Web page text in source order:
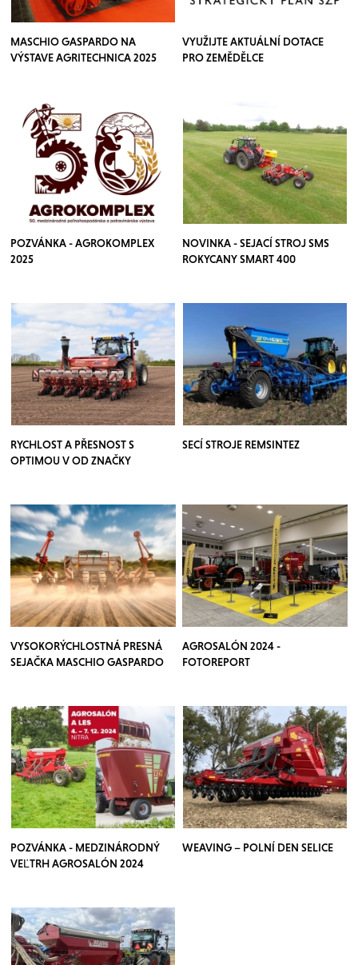
MASCHIO GASPARDO NA
VÝSTAVE AGRITECHNICA 2025
VYUŽIJTE AKTUÁLNÍ DOTACE
PRO ZEMĚDĚLCE
POZVÁNKA - AGROKOMPLEX
2025
NOVINKA - SEJACÍ STROJ SMS
ROKYCANY SMART 400
RYCHLOST A PŘESNOST S
OPTIMOU V OD ZNAČKY
SECÍ STROJE REMSINTEZ
VYSOKORÝCHLOSTNÁ PRESNÁ
SEJAČKA MASCHIO GASPARDO
AGROSALÓN 2024 -
FOTOREPORT
POZVÁNKA - MEDZINÁRODNÝ
VEĽTRH AGROSALÓN 2024
WEAVING – POLNÍ DEN SELICE